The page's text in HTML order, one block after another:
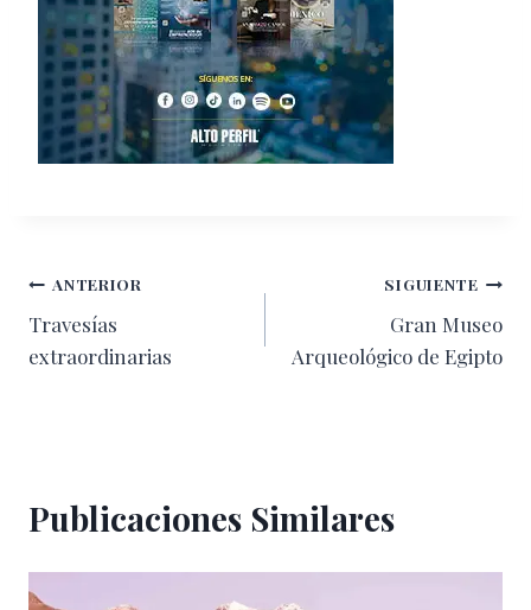
Navegación
de
ANTERIOR
Travesías
extraordinarias
SIGUIENTE
Gran Museo
Arqueológico de Egipto
Publicaciones Similares